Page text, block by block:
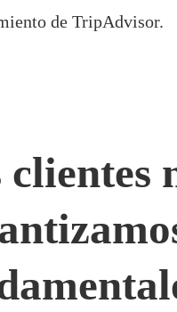
de TripAdvisor.
clientes